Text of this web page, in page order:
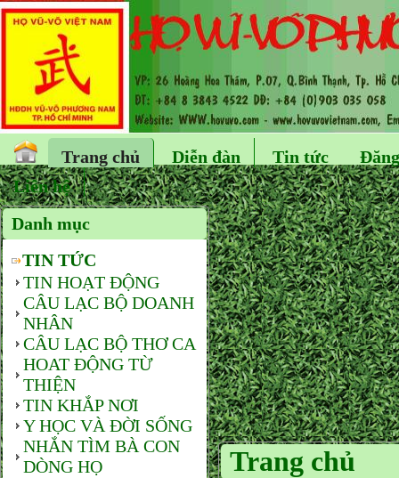
Trang chủ Diễn đàn Tin tức
Liên hệ
Danh mục
TIN TỨC
TIN HOẠT ĐỘNG
CÂU LẠC BỘ DOANH
NHÂN
CÂU LẠC BỘ THƠ CA
HOAT ĐỘNG TỪ
THIỆN
TIN KHẮP NƠI
Y HỌC VÀ ĐỜI SỐNG
NHẮN TÌM BÀ CON
DÒNG HỌ
Trang chủ